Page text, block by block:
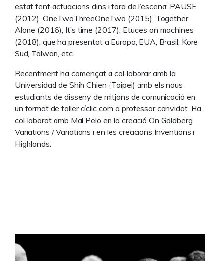
estat fent actuacions dins i fora de l’escena: PAUSE
(2012), OneTwoThreeOneTwo (2015), Together
Alone (2016), It’s time (2017), Etudes on machines
(2018), que ha presentat a Europa, EUA, Brasil, Kore
Sud, Taiwan, etc.
Recentment ha començat a col·laborar amb la
Universidad de Shih Chien (Taipei) amb els nous
estudiants de disseny de mitjans de comunicació en
un format de taller cíclic com a professor convidat. Ha
col·laborat amb Mal Pelo en la creació On Goldberg
Variations / Variations i en les creacions Inventions i
Highlands.